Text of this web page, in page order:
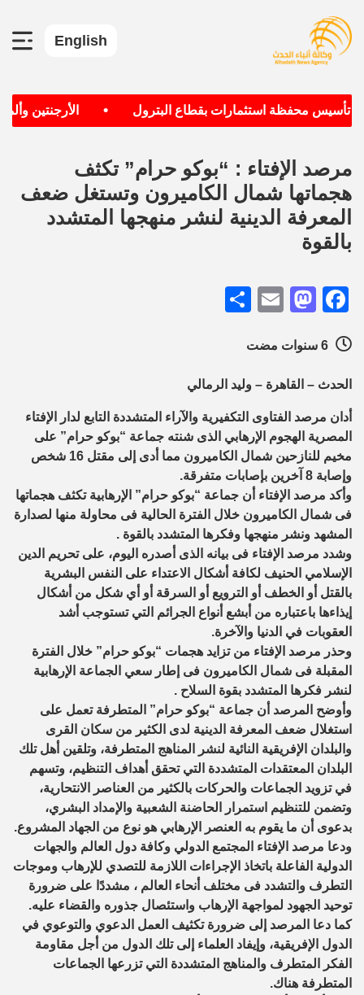
English
تأسيس محفظة استثمارات بقطاع البترول الأرجنتين
مرصد الإفتاء : “بوكو حرام” تكثف
هجماتها شمال الكاميرون وتستغل ضعف
المعرفة الدينية لنشر منهجها المتشدد
بالقوة
Facebook
Mastodon
Email
الحدث – القاهرة – وليد الرمالي
أدان مرصد الفتاوى التكفيرية والآراء المتشددة التابع لدار الإفتاء
المصرية الهجوم الإرهابي الذى شنته جماعة “بوكو حرام” على
مخيم للنازحين شمال الكاميرون مما أدى إلى مقتل 16 شخص
وإصابة 8 آخرين بإصابات متفرقة.
وأكد مرصد الإفتاء أن جماعة “بوكو حرام” الإرهابية تكثف هجماتها
فى شمال الكاميرون خلال الفترة الحالية فى محاولة منها لصدارة
المشهد ونشر منهجها وفكرها المتشدد بالقوة .
وشدد مرصد الإفتاء فى بيانه الذى أصدره اليوم، على تحريم الدين
الإسلامي الحنيف لكافة أشكال الاعتداء على النفس البشرية
بالقتل أو الخطف أو الترويع أو السرقة أو أي شكل من أشكال
إيذاءها باعتباره من أبشع أنواع الجرائم التي تستوجب أشد
العقوبات في الدنيا والآخرة.
وحذر مرصد الإفتاء من تزايد هجمات “بوكو حرام” خلال الفترة
المقبلة فى شمال الكاميرون فى إطار سعي الجماعة الإرهابية
لنشر فكرها المتشدد بقوة السلاح .
وأوضح المرصد أن جماعة “بوكو حرام” المتطرفة تعمل على
استغلال ضعف المعرفة الدينية لدى الكثير من سكان القرى
والبلدان الإفريقية النائية لنشر المناهج المتطرفة، وتلقين أهل تلك
البلدان المعتقدات المتشددة التي تحقق أهداف التنظيم، وتسهم
في تزويد الجماعات والحركات بالكثير من العناصر الانتحارية،
وتضمن للتنظيم استمرار الحاضنة الشعبية والإمداد البشري،
بدعوى أن ما يقوم به العنصر الإرهابي هو نوع من الجهاد المشروع.
ودعا مرصد الإفتاء المجتمع الدولي وكافة دول العالم والجهات
الدولية الفاعلة باتخاذ الإجراءات اللازمة للتصدي للإرهاب وموجات
التطرف والتشدد فى مختلف أنحاء العالم ، مشددًا على ضرورة
توحيد الجهود لمواجهة الإرهاب واستئصال جذوره والقضاء عليه.
كما دعا المرصد إلى ضرورة تكثيف العمل الدعوي والتوعوي في
الدول الإفريقية، وإيفاد العلماء إلى تلك الدول من أجل مقاومة
الفكر المتطرف والمناهج المتشددة التي تزرعها الجماعات
المتطرفة هناك.